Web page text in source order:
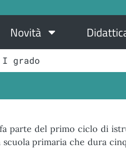
Novità
I grado
parte del primo ciclo di
primaria che dura